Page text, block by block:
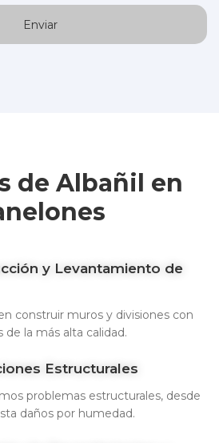
de Albañil en
y Levantamiento de
construir muros y divisiones con
de la más alta calidad.
Estructurales
problemas estructurales, desde
daños por humedad.